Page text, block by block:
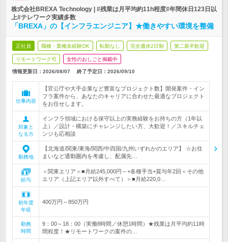
株式会社BREXA Technology | #残業は月平均約11h程度#年間休日123日以
上#テレワーク実績多数
「BREXA」の【インフラエンジニア】★働きやすい環境を整備
正社員 職種・業種未経験OK 転勤なし 完全週休2日制 第二新卒歓迎
リモートワーク可 女性のおしごと掲載中
情報更新日：2026/08/07 終了予定日： 2026/09/10
仕事内容
【官公庁や大手企業など豊富なプロジェクト数】開発案件・イン
フラ案件から、あなたのキャリアに合わせた最適なプロジェクト
をお任せします。
対象と
なる方
インフラ領域における保守以上の実務経験をお持ちの方（1年以
上）／設計・構築にチャレンジしたい方、大歓迎！／スキルチェ
ンジも応相談
勤務地
【北海道/関東/東海/関西/中四国/九州いずれかのエリア】 ☆お住
まいなど通勤圏内を考慮し、配属先…
給与
＜関東エリア＞■月給245,000円～+各種手当+賞与年2回＜その他
エリア（上記エリア以外すべて）＞■月給220,0…
初年度
年収
400万円～850万円
勤務
時間
9：00～18：00（実働8時間／休憩1時間）★残業は月平均約11時
間程度！★リモートワークの案件の…